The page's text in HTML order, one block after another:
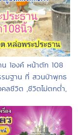
1องค์ หน้าตัก 108
รมฐาน ที่ สวนป่าพุทธ
ลชีวิต ,ชีวิตไม่ตกต่ำ,